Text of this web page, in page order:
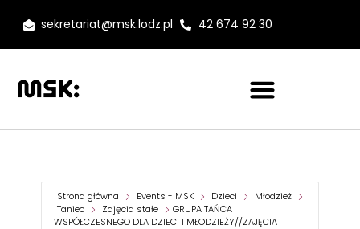
sekretariat@msk.lodz.pl 42 674 92 30
Strona główna Events - MSK Dzieci
Młodzież
Taniec
Zajęcia stałe
GRUPA TAŃCA
WSPÓŁCZESNEGO DLA DZIECI I MŁODZIEŻY//ZAJĘCIA